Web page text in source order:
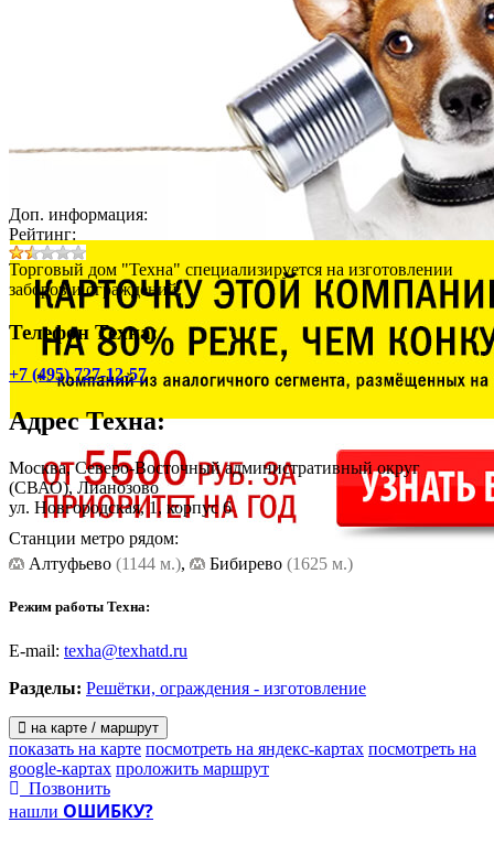
Доп. информация:
Рейтинг:
Торговый дом "Техна" специализируется на изготовлении
заборов и ограждений.
Телефон Техна:
+7 (495) 727-12-57
АдресТехна:
Москва, Северо-Восточный административный округ
(СВАО), Лианозово
ул. Новгородская, 1, корпус 6
Станции метро рядом:
Алтуфьево (1144 м.), Бибирево (1625 м.)
Режим работы Техна:
E-mail: texha@texhatd.ru
Разделы: Решётки, ограждения - изготовление
на карте / маршрут
показать на карте посмотреть на яндекс-картах посмотреть на
google-картах проложить маршрут
Позвонить
нашли ОШИБКУ?